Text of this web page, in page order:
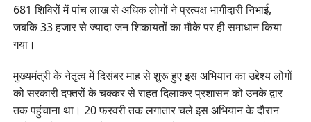
681 शिविरों में पांच लाख से अधिक लोगों ने प्रत्यक्ष भागीदारी निभाई,
जबकि 33 हजार से ज्यादा जन शिकायतों का मौके पर ही समाधान किया
गया।
मुख्यमंत्री के नेतृत्व में दिसंबर माह से शुरू हुए इस अभियान का उद्देश्य लोगों
को सरकारी दफ्तरों के चक्कर से राहत दिलाकर प्रशासन को उनके द्वार
तक पहुंचाना था। 20 फरवरी तक लगातार चले इस अभियान के दौरान